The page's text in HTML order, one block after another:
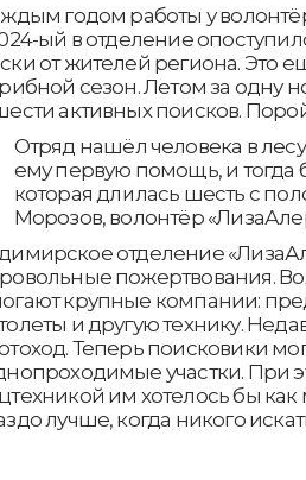
годом работы у
ый в отделение
от жителей региона. Это
сезон. Летом за одну
активных поисков.
Отряд нашёл человека в
ему первую помощь, и тогда
которая длилась шесть с
Морозов, волонтёр
отделение
пожертвования.
крупные компании:
и другую технику.
Теперь поисковики
участки. При
им хотелось бы
лучше, когда никого